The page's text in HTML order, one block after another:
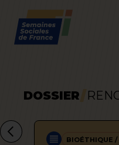
DOSSIER
BIOÉTHIQUE /